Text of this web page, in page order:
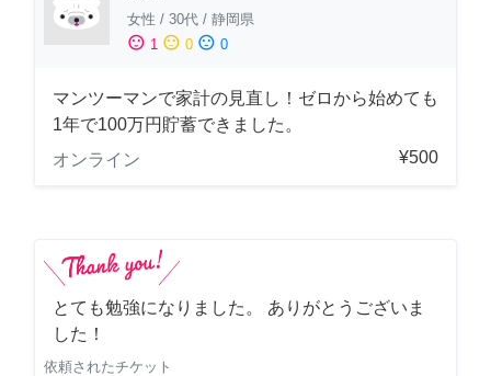
女性 / 30代 / 静岡県
sentiment_satisfied 1 sentiment_neutral 0 sentiment_dissatisfied 0
マンツーマンで家計の見直し！ゼロから始めても
1年で100万円貯蓄できました。
オンライン
¥500
とても勉強になりました。 ありがとうございま
した！
依頼されたチケット